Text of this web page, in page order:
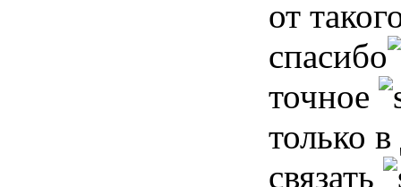
от
спасибо
точное
только
связать